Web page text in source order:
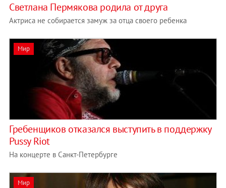
Светлана Пермякова родила от друга
Актриса не собирается замуж за отца своего ребенка
Мир
Гребенщиков отказался выступить в поддержку
Pussy Riot
На концерте в Санкт-Петербурге
Мир